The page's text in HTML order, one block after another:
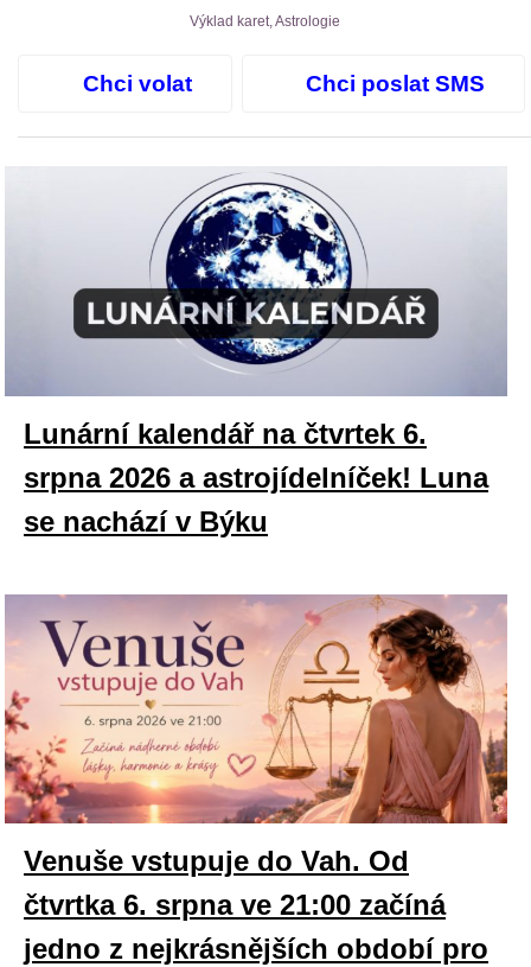
Výklad karet, Astrologie
Chci volat Chci poslat SMS
Lunární kalendář na čtvrtek 6.
srpna 2026 a astrojídelníček! Luna
se nachází v Býku
Venuše vstupuje do Vah. Od
čtvrtka 6. srpna ve 21:00 začíná
jedno z nejkrásnějších období pro